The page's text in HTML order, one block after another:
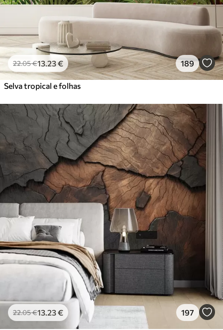
22.05€13 .23€ 189
Selva tropical e folhas
22.05€13 .23€ 197